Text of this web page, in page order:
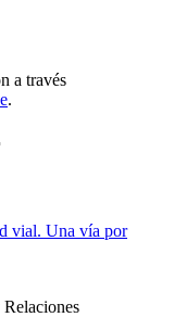
a través
.
vial. Una vía por